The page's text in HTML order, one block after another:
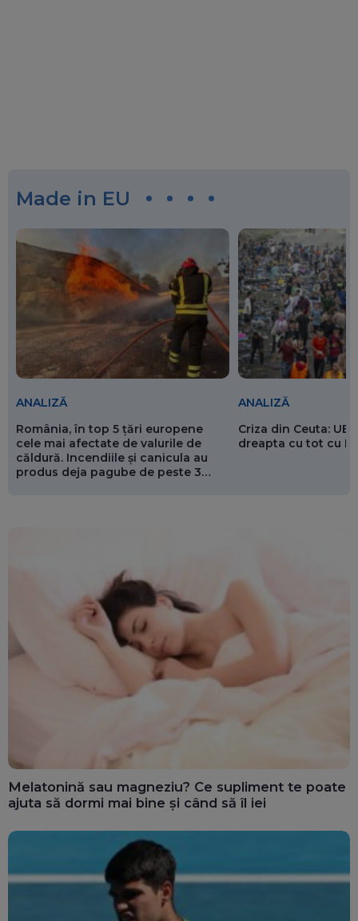
Made in EU
ANALIZĂ
România, în top 5 țări europene
cele mai afectate de valurile de
căldură. Incendiile și canicula au
produs deja pagube de peste 3
ANALIZĂ
Criza din Ceuta: UE
dreapta cu tot cu
Melatonină sau magneziu? Ce supliment te poate
ajuta să dormi mai bine și când să îl iei